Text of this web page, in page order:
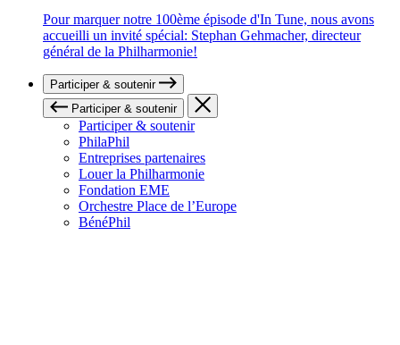
Pour marquer notre 100ème épisode d'In Tune, nous avons
accueilli un invité spécial: Stephan Gehmacher, directeur
général de la Philharmonie!
Participer & soutenir
Participer & soutenir
Participer & soutenir
PhilaPhil
Entreprises partenaires
Louer la Philharmonie
Fondation EME
Orchestre Place de l’Europe
BénéPhil